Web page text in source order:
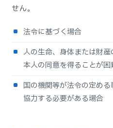
せん。
法令に基づく場合
人の生命、身体または財産
本人の同意を得ることが
国の機関等が法令の定め
協力する必要がある場合